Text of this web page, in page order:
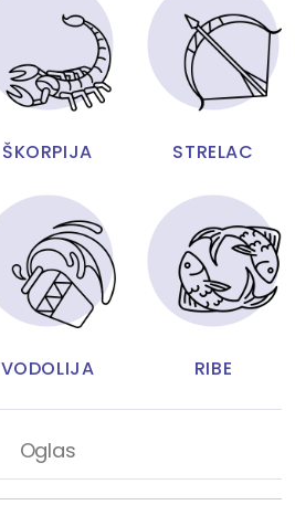
ŠKORPIJA STRELAC
VODOLIJA RIBE